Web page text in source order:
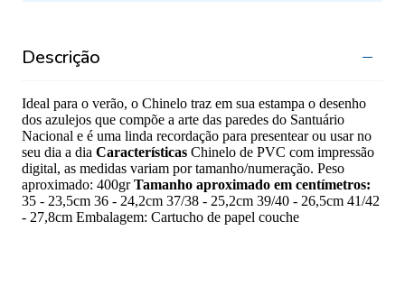
Descrição
Ideal para o verão, o Chinelo traz em sua estampa o desenho
dos azulejos que compõe a arte das paredes do Santuário
Nacional e é uma linda recordação para presentear ou usar no
seu dia a dia Características Chinelo de PVC com impressão
digital, as medidas variam por tamanho/numeração. Peso
aproximado: 400grTamanho aproximado em centímetros:
35 - 23,5cm 36 - 24,2cm 37/38 - 25,2cm 39/40 - 26,5cm 41/42
- 27,8cm Embalagem: Cartucho de papel couche